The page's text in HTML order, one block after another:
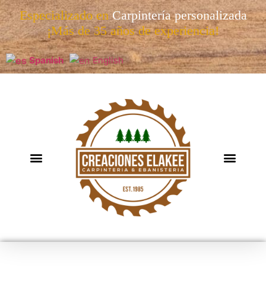
Especializado en Carpintería personalizada
¡Más de 35 años de experiencia!
Spanish English